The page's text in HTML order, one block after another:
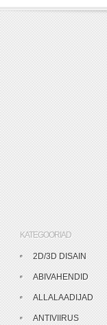
KATEGOORIAD
2D/3D DISAIN
ABIVAHENDID
ALLALAADIJAD
ANTIVIIRUS